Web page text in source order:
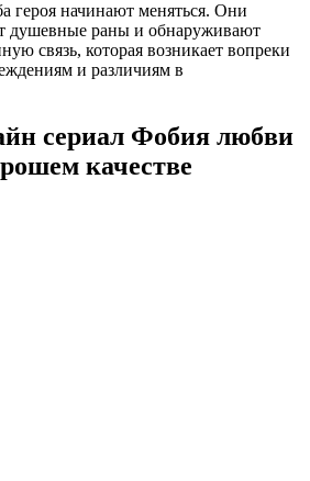
героя начинают меняться. Они
душевные раны и обнаруживают
связь, которая возникает вопреки
и различиям в
сериал Фобия любви
качестве